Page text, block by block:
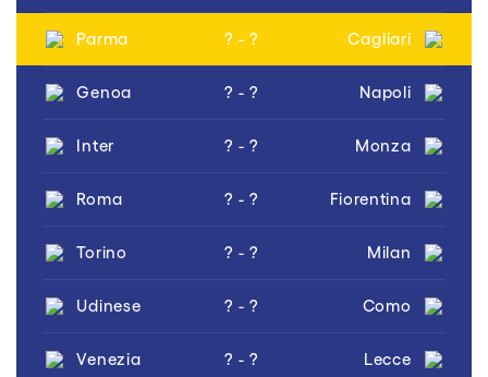
Parma ? - ? Cagliari
Genoa ? - ? Napoli
Inter ? - ? Monza
Roma ? - ? Fiorentina
Torino ? - ? Milan
Udinese ? - ? Como
Venezia ? - ? Lecce